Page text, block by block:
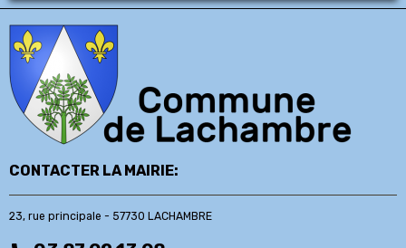
CONTACTER LA MAIRIE:
23, rue principale - 57730 LACHAMBRE